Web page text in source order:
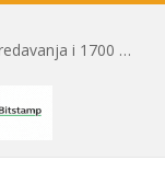
Toni Milun postao “milijarder”! Vrhunska predavanja i 1700 posjetitelja obilježili su mjesec financijske pismenosti